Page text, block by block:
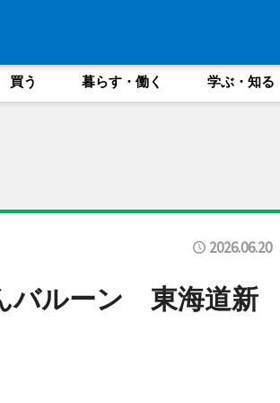
買う 暮らす・働く 学ぶ・知る
2026.06.20
バルーン 東海道新